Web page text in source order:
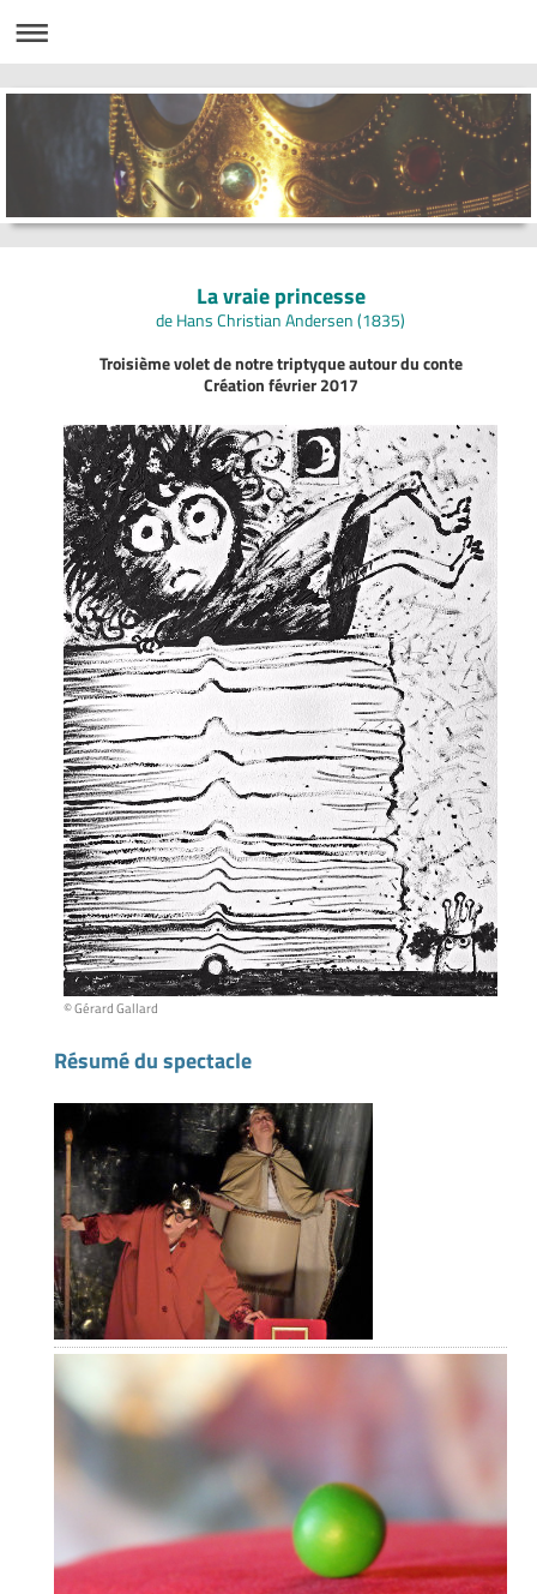
La vraie princesse
de Hans Christian Andersen (1835)
Troisième volet de notre triptyque autour du conte
Création février 2017
© Gérard Gallard
Résumé du spectacle